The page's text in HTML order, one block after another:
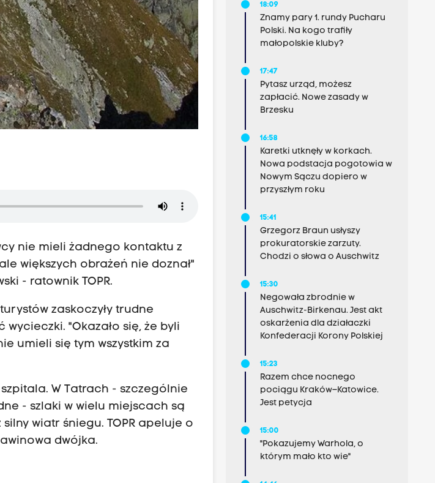
nie mieli żadnego kontaktu z
większych obrażeń nie doznał"
- ratownik TOPR.
zaskoczyły trudne
"Okazało się, że byli
umieli się tym wszystkim za
W Tatrach - szczególnie
- szlaki w wielu miejscach są
wiatr śniegu. TOPR apeluje o
dwójka.
18:09
Znamy pary 1. rundy Pucharu
Polski. Na kogo trafiły
małopolskie kluby?
17:47
Pytasz urząd, możesz
zapłacić. Nowe zasady w
Brzesku
16:58
Karetki utknęły w korkach.
Nowa podstacja pogotowia w
Nowym Sączu dopiero w
przyszłym roku
15:41
Grzegorz Braun usłyszy
prokuratorskie zarzuty.
Chodzi o słowa o Auschwitz
15:30
Negowała zbrodnie w
Auschwitz-Birkenau. Jest akt
oskarżenia dla działaczki
Konfederacji Korony Polskiej
15:23
Razem chce nocnego
pociągu Kraków–Katowice.
Jest petycja
15:00
"Pokazujemy Warhola, o
którym mało kto wie"